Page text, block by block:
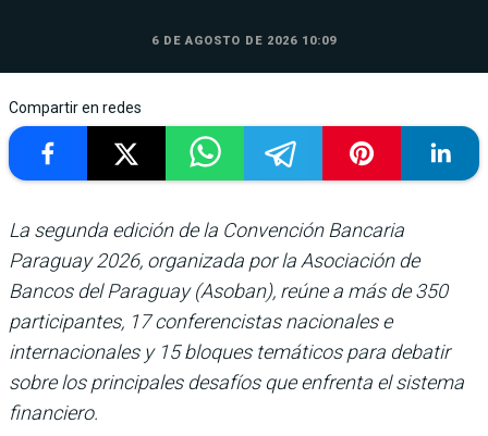
6 DE AGOSTO DE 2026 10:09
Compartir en redes
La segunda edición de la Convención Bancaria
Paraguay 2026, organizada por la Asociación de
Bancos del Paraguay (Asoban), reúne a más de 350
participantes, 17 conferencistas nacionales e
internacionales y 15 bloques temáticos para debatir
sobre los principales desafíos que enfrenta el sistema
financiero.